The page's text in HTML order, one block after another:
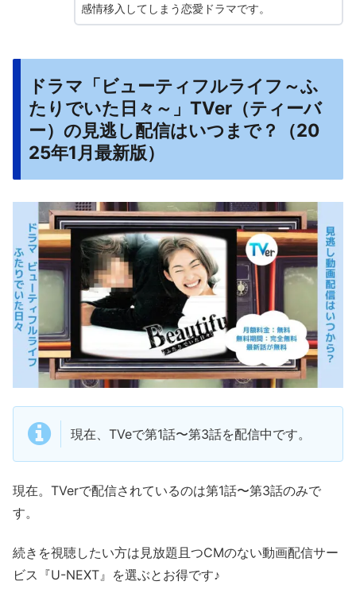
感情移入してしまう恋愛ドラマです。
ドラマ「ビューティフルライフ～ふ
たりでいた日々～」TVer（ティーバ
ー）の見逃し配信はいつまで？（20
25年1月最新版）
現在、TVeで第1話〜第3話を配信中です。
現在。TVerで配信されているのは第1話〜第3話のみで
す。
続きを視聴したい方は見放題且つCMのない動画配信サー
ビス『U-NEXT』を選ぶとお得です♪